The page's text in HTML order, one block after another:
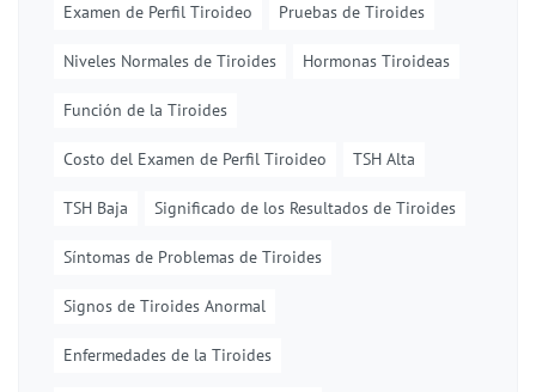
Examen de Perfil Tiroideo Pruebas de Tiroides
Niveles Normales de Tiroides Hormonas Tiroideas
Función de la Tiroides
Costo del Examen de Perfil Tiroideo TSH Alta
TSH Baja Significado de los Resultados de Tiroides
Síntomas de Problemas de Tiroides
Signos de Tiroides Anormal
Enfermedades de la Tiroides